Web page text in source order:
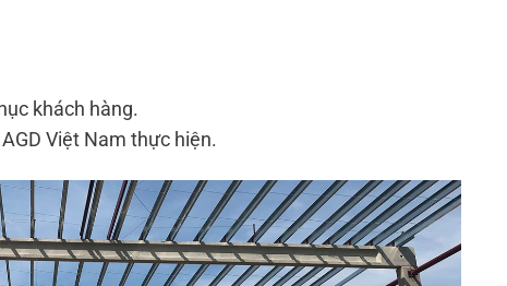
khách hàng.
Việt Nam thực hiện.